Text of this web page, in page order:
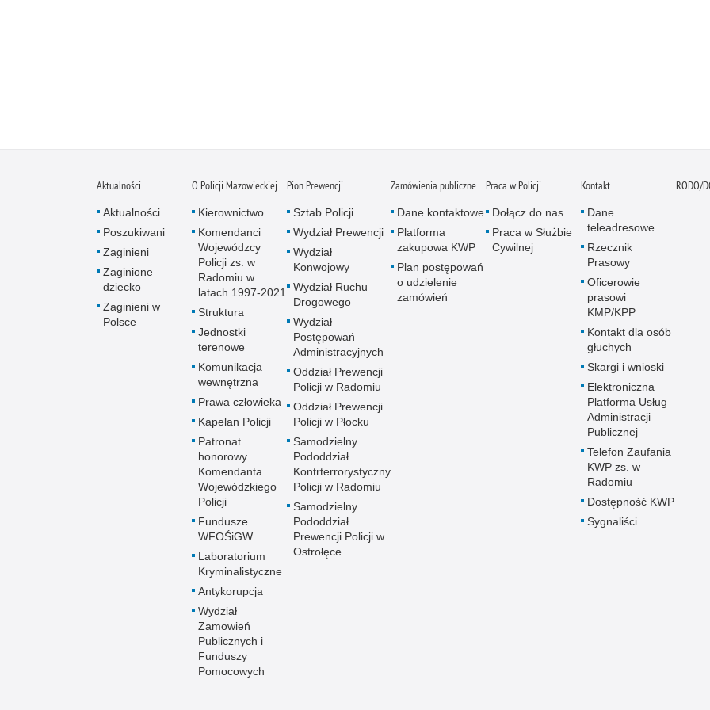
Aktualności
Aktualności
Poszukiwani
Zaginieni
Zaginione
dziecko
Zaginieni w
Polsce
O Policji Mazowieckiej
Kierownictwo
Komendanci
Wojewódzcy
Policji zs. w
Radomiu w
latach 1997-2021
Struktura
Jednostki
terenowe
Komunikacja
wewnętrzna
Prawa człowieka
Kapelan Policji
Patronat
honorowy
Komendanta
Wojewódzkiego
Policji
Fundusze
WFOŚiGW
Laboratorium
Kryminalistyczne
Antykorupcja
Wydział
Zamowień
Publicznych i
Funduszy
Pomocowych
Pion Prewencji
Sztab Policji
Wydział Prewencji
Wydział
Konwojowy
Wydział Ruchu
Drogowego
Wydział
Postępowań
Administracyjnych
Oddział Prewencji
Policji w Radomiu
Oddział Prewencji
Policji w Płocku
Samodzielny
Pododdział
Kontrterrorystyczny
Policji w Radomiu
Samodzielny
Pododdział
Prewencji Policji w
Ostrołęce
Zamówienia publiczne
Dane kontaktowe
Platforma
zakupowa KWP
Plan postępowań
o udzielenie
zamówień
Praca w Policji
Dołącz do nas
Praca w Służbie
Cywilnej
Kontakt
Dane
teleadresowe
Rzecznik
Prasowy
Oficerowie
prasowi
KMP/KPP
Kontakt dla osób
głuchych
Skargi i wnioski
Elektroniczna
Platforma Usług
Administracji
Publicznej
Telefon Zaufania
KWP zs. w
Radomiu
Dostępność KWP
Sygnaliści
RODO/